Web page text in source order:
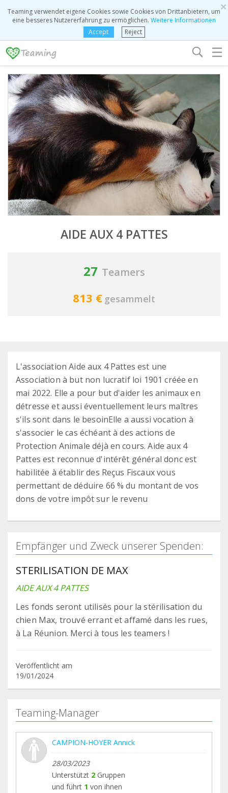
×
Teaming verwendet eigene Cookies sowie Cookies von Drittanbietern, um
eine besseres Nutzererfahrung zu ermöglichen. Weitere Informationen
Accept
Reject
☰
AIDE AUX 4 PATTES
27 Teamers
813 € gesammelt
L'association Aide aux 4 Pattes est une
Association à but non lucratif loi 1901 créée en
mai 2022. Elle a pour but d'aider les animaux en
détresse et aussi éventuellement leurs maîtres
s'ils sont dans le besoin ​ Elle a aussi vocation à
s'associer le cas échéant à des actions de
Protection Animale déjà en cours. Aide aux 4
Pattes est reconnue d'intérêt général donc est
habilitée à établir des Reçus Fiscaux vous
permettant de déduire 66 % du montant de vos
dons de votre impôt sur le revenu
Empfänger und Zweck unserer Spenden:
STERILISATION DE MAX
AIDE AUX 4 PATTES
Les fonds seront utilisés pour la stérilisation du
chien Max, trouvé errant et affamé dans les rues,
à La Réunion. Merci à tous les teamers !
Veröffentlicht am
19/01/2024
Teaming-Manager
CAMPION-HOYER Annick
28/03/2023
Unterstützt 2 Gruppen
und führt 1 von ihnen